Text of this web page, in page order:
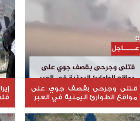
قتلى وجرحى بقصف جوي على
مواقع الطوارئ اليمنية في العبر